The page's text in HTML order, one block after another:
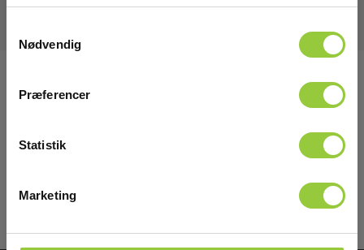
Nødvendig
Præferencer
Statistik
Marketing
Tilmeld dig E-News!
Hold dig opdateret og få vores fantastiske tilbud i
. Du kan fremelde dig